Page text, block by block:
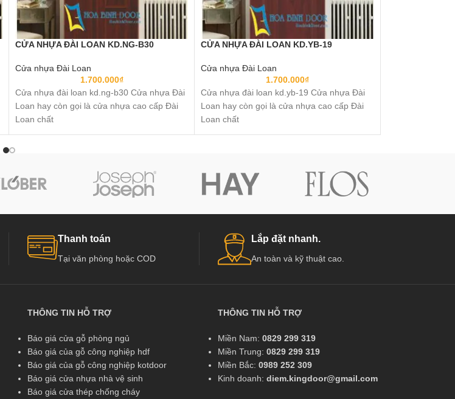
CỬA NHỰA ĐÀI LOAN KD.NG-B30
Cửa nhựa Đài Loan
1.700.000₫
Cửa nhựa đài loan kd.ng-b30 Cửa nhựa Đài
Loan hay còn gọi là cửa nhựa cao cấp Đài
Loan chất
CỬA NHỰA ĐÀI LOAN KD.YB-19
Cửa nhựa Đài Loan
1.700.000₫
Cửa nhựa đài loan kd.yb-19 Cửa nhựa Đài
Loan hay còn gọi là cửa nhựa cao cấp Đài
Loan chất
Thanh toán
Tại văn phòng hoặc COD
Lắp đặt nhanh.
An toàn và kỹ thuật cao.
THÔNG TIN HỖ TRỢ
Báo giá cửa gỗ phòng ngủ
Báo giá của gỗ công nghiệp hdf
Báo giá của gỗ công nghiệp kotdoor
Báo giá cửa nhựa nhà vệ sinh
Báo giá cửa thép chống cháy
THÔNG TIN HỖ TRỢ
Miền Nam: 0829 299 319
Miền Trung: 0829 299 319
Miền Bắc: 0989 252 309
Kinh doanh: diem.kingdoor@gmail.com